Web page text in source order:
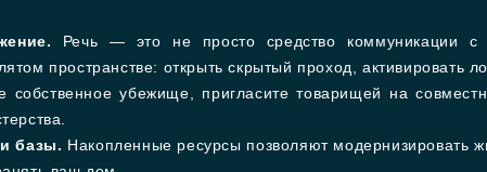
Речь — это не просто средство коммуникации с
пространстве: открыть скрытый проход, активировать
собственное убежище, пригласите товарищей на
базы. Накопленные ресурсы позволяют модернизировать